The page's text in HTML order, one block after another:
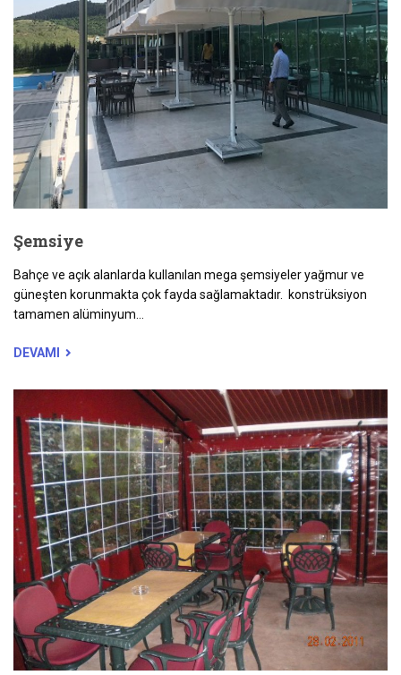
Şemsiye
Bahçe ve açık alanlarda kullanılan mega şemsiyeler yağmur ve
güneşten korunmakta çok fayda sağlamaktadır. konstrüksiyon
tamamen alüminyum...
DEVAMI